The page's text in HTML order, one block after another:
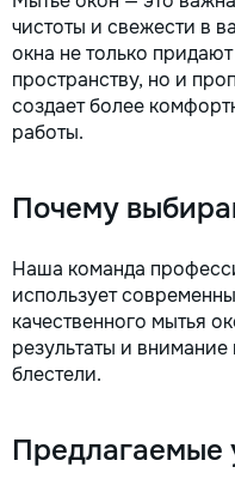
la fiecare detaliu.
pentru o consultație
deviz fără obligații: 069
+373 603 31 178 Viber |
| Telegram Disponibili
consultații și programări.
Reparații executate la
ideile în locuințe
moderne și funcționale!
noastră – liniștea și
dumneavoastră!
чистоты и свежести в
окна не только
пространству, но и
создает более
работы.
Почему
Наша команда
использует
качественного мытья
результаты и
блестели.
Предлагаемые